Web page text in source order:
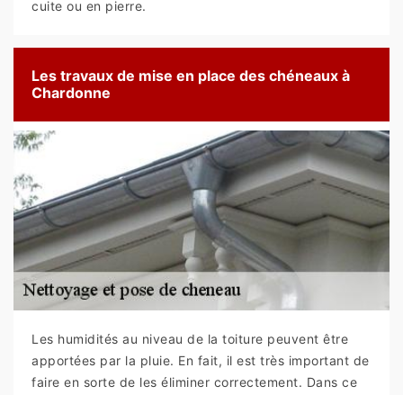
cuite ou en pierre.
Les travaux de mise en place des chéneaux à
Chardonne
Les humidités au niveau de la toiture peuvent être
apportées par la pluie. En fait, il est très important de
faire en sorte de les éliminer correctement. Dans ce